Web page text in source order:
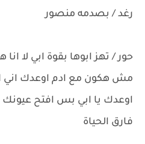
رغد / بصدمه منصور
حور / تهز ابوها بقوة ابي لا
مش هكون مع ادم اوعدك اني
اوعدك يا ابي بس افتح عيونك
فارق الحياة